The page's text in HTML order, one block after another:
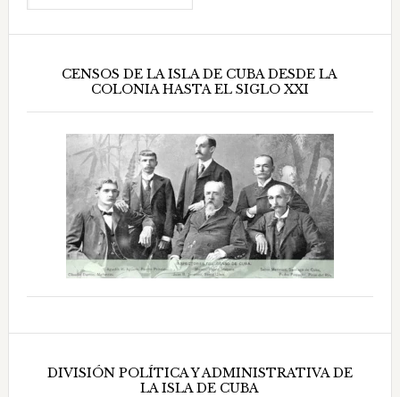
CENSOS DE LA ISLA DE CUBA DESDE LA
COLONIA HASTA EL SIGLO XXI
DIVISIÓN POLÍTICA Y ADMINISTRATIVA DE
LA ISLA DE CUBA